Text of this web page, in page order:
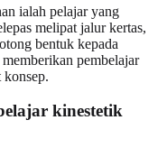
ialah pelajar yang
melipat jalur kertas,
bentuk kepada
pembelajar
kinestetik